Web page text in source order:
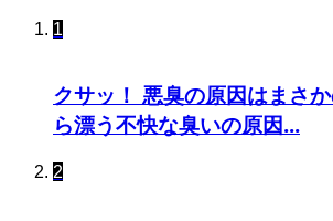
1
クサッ！ 悪臭の原因はまさ
ら漂う不快な臭いの原因...
2